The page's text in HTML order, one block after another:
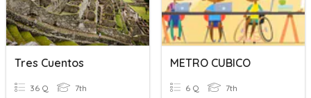
Tres Cuentos
36 Q 7th
METRO CUBICO
6 Q 7th